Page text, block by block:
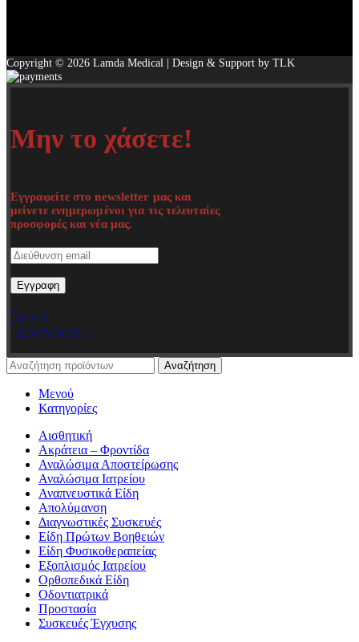
Copyright © 2026 Lamda Medical | Design & Support by TLK
Μην το χάσετε!
Εγγραφείτε στο newsletter μας και
μείνετε ενημερωμένοι για τις τελευταίες
προσφορές και νέα μας.
Όροι &
Προϋποθέσεις
Αναζήτηση
Μενού
Κατηγορίες
Αισθητική
Ακράτεια – Φροντίδα
Αναλώσιμα Αποστείρωσης
Αναλώσιμα Ιατρείου
Αναπνευστικά Είδη
Απολύμανση
Διαγνωστικές Συσκευές
Είδη Πρώτων Βοηθειών
Είδη Φυσικοθεραπείας
Εξοπλισμός Ιατρείου
Ορθοπεδικά Είδη
Οδοντιατρικά
Προστασία
Συσκευές Έγχυσης